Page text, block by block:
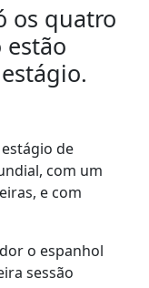
os quatro
estão
de
com um
e com
o espanhol
sessão